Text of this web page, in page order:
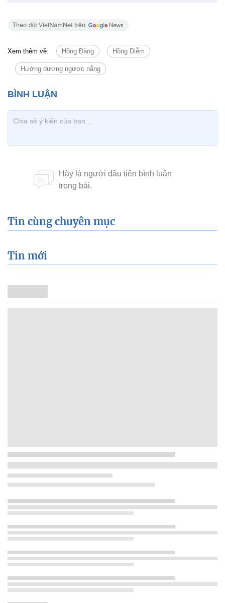
Xem thêm về: Hồng Đăng Hồng Diễm
Hướng dương ngược nắng
Tin cùng chuyên mục
Tin mới